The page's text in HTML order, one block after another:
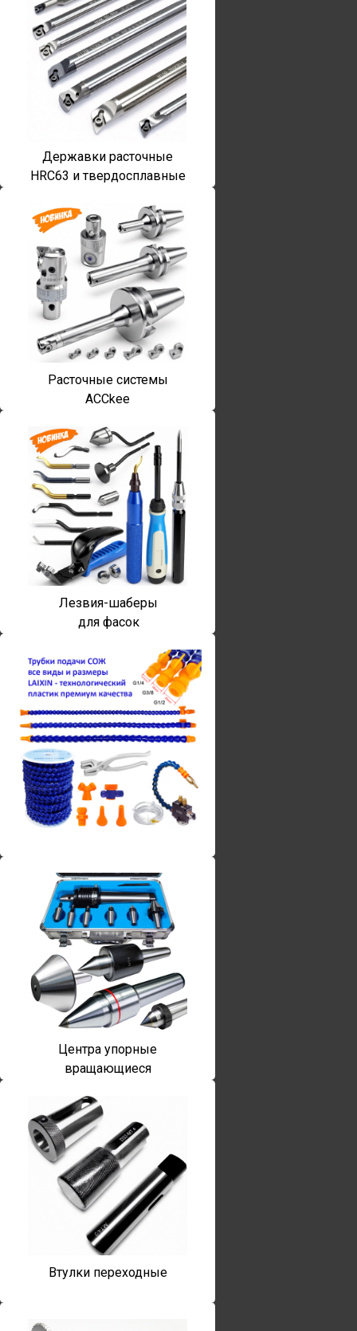
Державки расточные
HRC63 и твердосплавные
Расточные системы
ACCkee
Лезвия-шаберы
для фасок
Винты torx
Центра упорные
вращающиеся
Втулки переходные